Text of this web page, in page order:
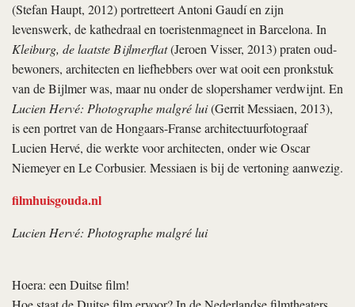
(Stefan Haupt, 2012) portretteert Antoni Gaudí en zijn
levenswerk, de kathedraal en toeristenmagneet in Barcelona. In
Kleiburg, de laatste Bijlmerflat(Jeroen Visser, 2013) praten oud-
bewoners, architecten en liefhebbers over wat ooit een pronkstuk
van de Bijlmer was, maar nu onder de slopershamer verdwijnt. En
Lucien Hervé: Photographe malgré lui(Gerrit Messiaen, 2013),
is een portret van de Hongaars-Franse architectuurfotograaf
Lucien Hervé, die werkte voor architecten, onder wie Oscar
Niemeyer en Le Corbusier. Messiaen is bij de vertoning aanwezig.
filmhuisgouda.nl
Lucien Hervé: Photographe malgré lui
Hoera: een Duitse film!